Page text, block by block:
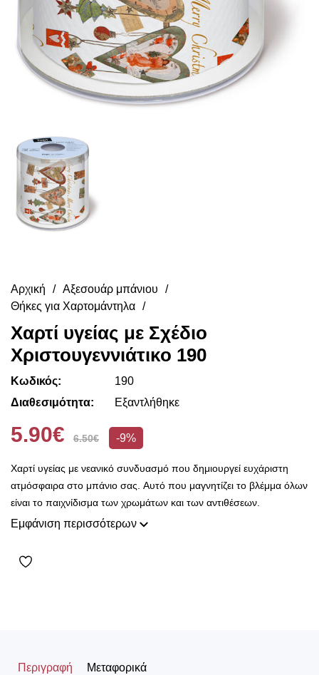
Αρχική
Αξεσουάρ μπάνιου
Θήκες για Χαρτομάντηλα
Χαρτί υγείας με Σχέδιο
Χριστουγεννιάτικο 190
Κωδικός:
190
Διαθεσιμότητα:
Εξαντλήθηκε
5.90€ 6.50€ -9%
Χαρτί υγείας με νεανικό συνδυασμό που δημιουργεί ευχάριστη
ατμόσφαιρα στο μπάνιο σας. Αυτό που μαγνητίζει το βλέμμα όλων
είναι το παιχνίδισμα των χρωμάτων και των αντιθέσεων.
Εμφάνιση περισσότερων
Περιγραφή Μεταφορικά